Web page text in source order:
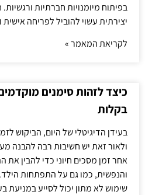
בפיתוח מיומנויות חברתיות
יצירתית עשוי להוביל לפריחה
לקריאת המאמר »
כיצד לזהות סימנים
בקלות
בעידן הדיגיטלי של היום, הביקוש
ולאור זאת יש חשיבות רבה להבנה
אחר זמן מסכים חיוני כדי להבין
והנפשית, כמו גם על התפתחות
שימוש לא מתון יכול לסייע במניעת